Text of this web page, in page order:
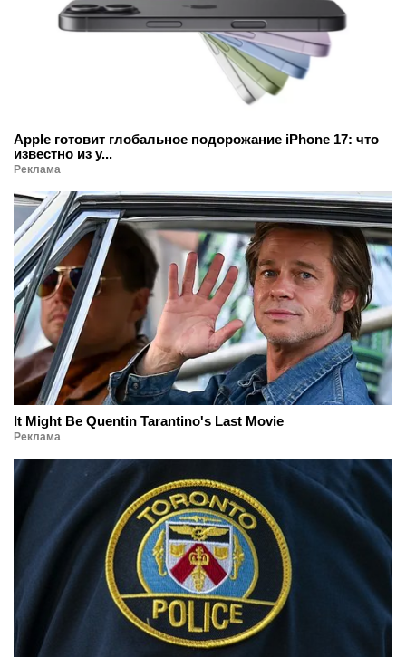
Apple готовит глобальное подорожание iPhone 17: что
известно из у...
Реклама
It Might Be Quentin Tarantino's Last Movie
Реклама